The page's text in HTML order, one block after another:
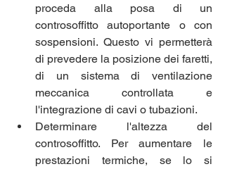
proceda alla posa di un
controsoffitto autoportante o con
sospensioni. Questo vi permetterà
di prevedere la posizione dei faretti,
di un sistema di ventilazione
meccanica controllata e
l'integrazione di cavi o tubazioni.
Determinare l'altezza del
controsoffitto. Per aumentare le
prestazioni termiche, se lo si